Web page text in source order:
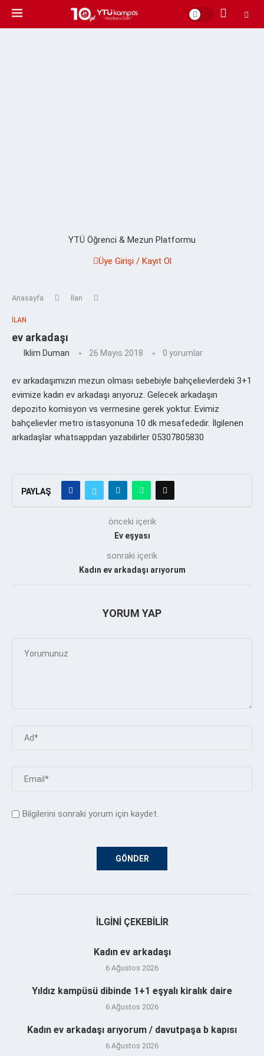
YTÜ Öğrenci & Mezun Platformu
Üye Girişi / Kayıt Ol
Anasayfa İlan
İLAN
ev arkadaşı
Iklim Duman 26 Mayıs 2018 0 yorumlar
ev arkadaşımızın mezun olması sebebiyle bahçelievlerdeki 3+1
evimize kadın ev arkadaşı arıyoruz. Gelecek arkadaşın
depozito komisyon vs vermesine gerek yoktur. Evimiz
bahçelievler metro istasyonuna 10 dk mesafededir. İlgilenen
arkadaşlar whatsappdan yazabilirler 05307805830
PAYLAŞ
önceki içerik
Ev eşyası
sonraki içerik
Kadın ev arkadaşı arıyorum
YORUM YAP
Bilgilerini sonraki yorum için kaydet.
İLGINI ÇEKEBILIR
Kadın ev arkadaşı
6 Ağustos 2026
Yıldız kampüsü dibinde 1+1 eşyalı kiralık daire
6 Ağustos 2026
Kadın ev arkadaşı arıyorum / davutpaşa b kapısı
6 Ağustos 2026